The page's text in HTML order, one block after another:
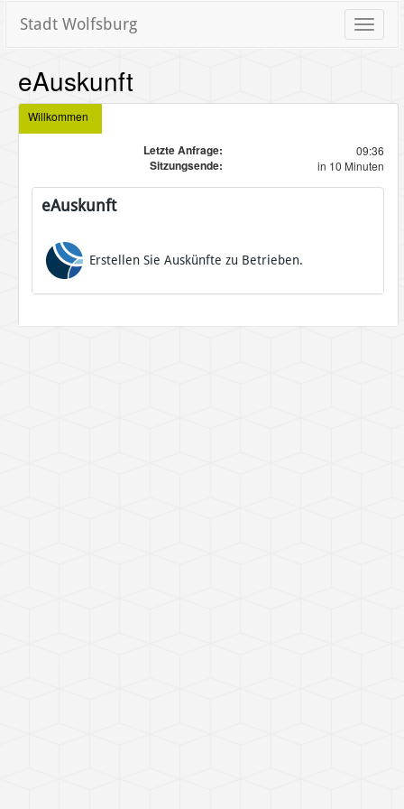
Toggle
Stadt Wolfsburg
eAuskunft
Willkommen
Letzte Anfrage: 09:36
Sitzungsende: in 10 Minuten
eAuskunft
Erstellen Sie Auskünfte zu Betrieben.